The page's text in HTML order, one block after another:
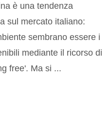
è una tendenza
sul mercato italiano:
sembrano essere i
mediante il ricorso di
free'. Ma si ...